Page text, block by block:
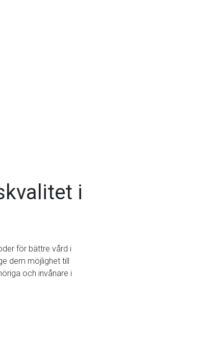
i
för bättre vård i
dem möjlighet till
och invånare i